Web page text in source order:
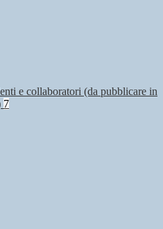
e collaboratori (da pubblicare in
7